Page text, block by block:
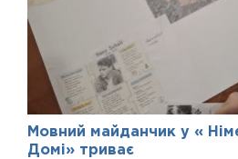
Мовний майданчик у «
Домі» триває